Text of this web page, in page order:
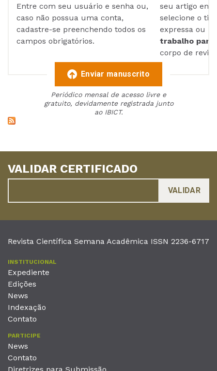
Entre com seu usuário e senha ou,
caso não possua uma conta,
cadastre-se preenchendo todos os
campos obrigatórios.
seu artigo em
selecione o
expressa ou
trabalho para
corpo de
Enviar manuscrito
Periódico mensal de acesso livre e
gratuito, devidamente registrada junto
ao IBICT.
VALIDAR CERTIFICADO
Revista Científica Semana Acadêmica ISSN 2236-6717
INSTITUCIONAL
Expediente
Edições
News
Indexação
Contato
PARTICIPE
News
Contato